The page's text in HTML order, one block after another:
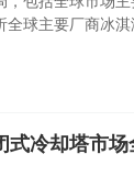
球主要厂商冰
冷却塔市场